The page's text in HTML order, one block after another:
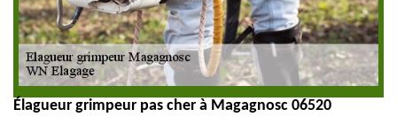
Élagueur grimpeur pas cher à Magagnosc 06520